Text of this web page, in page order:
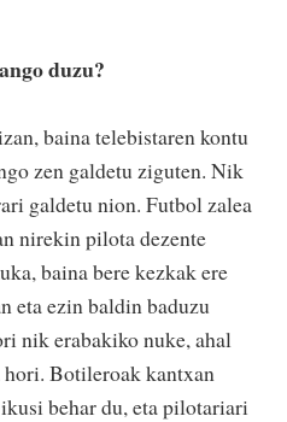
duzu?
baina telebistaren kontu
zen galdetu ziguten. Nik
galdetu nion. Futbol zalea
nirekin pilota dezente
baina bere kezkak ere
eta ezin baldin baduzu
nik erabakiko nuke, ahal
hori. Botileroak kantxan
behar du, eta pilotariari